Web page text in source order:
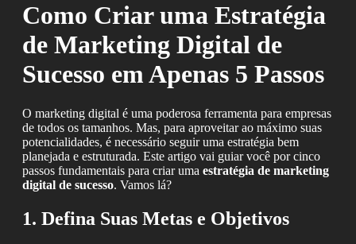
Como Criar uma Estratégia
de Marketing Digital de
Sucesso em Apenas 5 Passos
O marketing digital é uma poderosa ferramenta para empresas
de todos os tamanhos. Mas, para aproveitar ao máximo suas
potencialidades, é necessário seguir uma estratégia bem
planejada e estruturada. Este artigo vai guiar você por cinco
passos fundamentais para criar uma estratégia de marketing
digital de sucesso. Vamos lá?
1. Defina Suas Metas e Objetivos